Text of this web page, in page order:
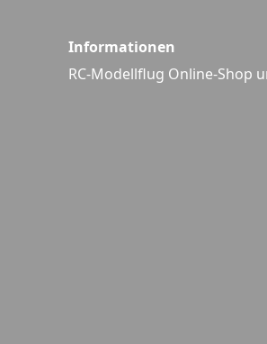
Informationen
RC-Modellflug Online-Shop